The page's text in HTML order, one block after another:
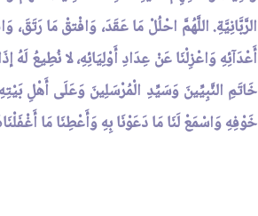
الرَّبَّانِيَّةِ. اللَّهُمَّ احْلُلْ مَا عَقَدَ، وَافْتقْ مَا
أَعْدَآئِهِ وَاعْزِلْنَا عَنْ عِدَادِ أَوْلِيَائِهِ، لا نُطِيعُ
خَاتَمِ النَّبِيِّينَ وَسَيِّدِ الْمُرْسَلِينَ وَعَلَى أَهْلِ
خَوْفِهِ وَاسْمَعْ لَنَا مَا دَعَوْنَا بِهِ وَأَعْطِنَا مَا